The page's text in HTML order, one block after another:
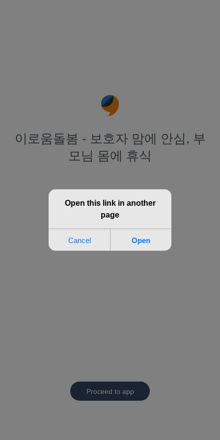
이로움돌봄 - 보호자 맘에 안심, 부
모님 몸에 휴식
Proceed to app